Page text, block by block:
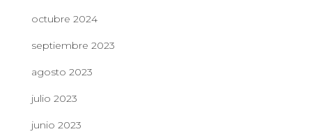
octubre 2024
septiembre 2023
agosto 2023
julio 2023
junio 2023